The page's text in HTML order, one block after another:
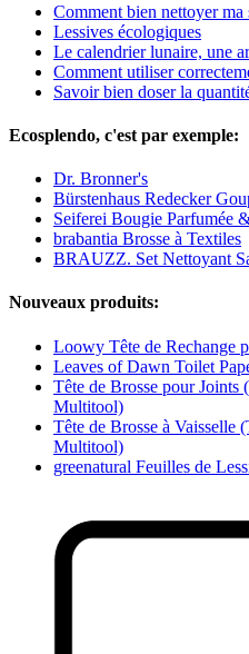
Comment bien nettoyer ma
Lessives écologiques
Le calendrier lunaire, une
Comment utiliser
Savoir bien doser la
Ecosplendo, c'est par exemple:
Dr. Bronner's
Bürstenhaus Redecker
Seiferei Bougie Parfumée
brabantia Brosse à Textiles
BRAUZZ. Set Nettoyant
Nouveaux produits:
Loowy Tête de Rechange
Leaves of Dawn Toilet
Tête de Brosse pour Joints
Multitool)
Tête de Brosse à
Multitool)
greenatural Feuilles de